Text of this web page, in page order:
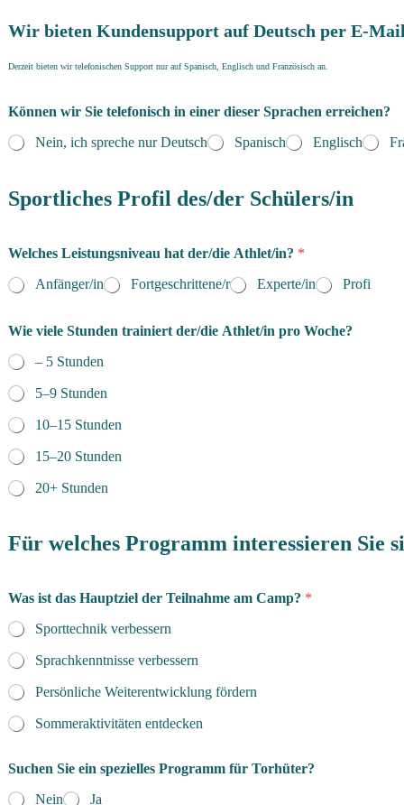
Wir bieten Kundensupport auf Deutsch per E-
Derzeit bieten wir telefonischen Support nur auf Spanisch, Englisch und Französisch an.
Können wir Sie telefonisch in einer dieser Sprachen erreichen?
Nein, ich spreche nur Deutsch
Spanisch Englisch
Sportliches Profil des/der Schülers/in
Welches Leistungsniveau hat der/die Athlet/in? *
Anfänger/in
Fortgeschrittene/r Experte/in Profi
Wie viele Stunden trainiert der/die Athlet/in pro Woche?
– 5 Stunden
5–9 Stunden
10–15 Stunden
15–20 Stunden
20+ Stunden
Für welches Programm interessieren Sie
e
s
t
u
n
g
s
v
e
Was ist das Hauptziel der Teilnahme am Camp? *
Sporttechnik verbessern
Sprachkenntnisse verbessern
Persönliche Weiterentwicklung fördern
Sommeraktivitäten entdecken
Suchen Sie ein spezielles Programm für Torhüter?
Nein
Ja